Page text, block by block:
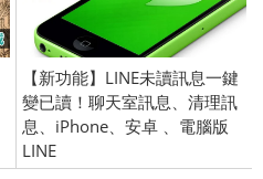
【新功能】LINE未讀訊息一鍵
變已讀！聊天室訊息、清理訊
息、iPhone、安卓 、電腦版
LINE